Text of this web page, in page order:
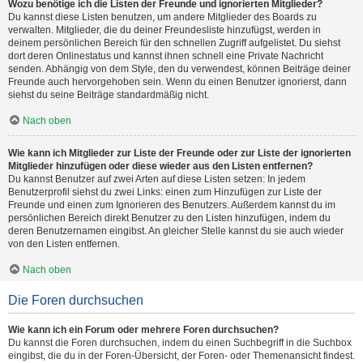
Wozu benötige ich die Listen der Freunde und ignorierten Mitglieder?
Du kannst diese Listen benutzen, um andere Mitglieder des Boards zu
verwalten. Mitglieder, die du deiner Freundesliste hinzufügst, werden in
deinem persönlichen Bereich für den schnellen Zugriff aufgelistet. Du siehst
dort deren Onlinestatus und kannst ihnen schnell eine Private Nachricht
senden. Abhängig von dem Style, den du verwendest, können Beiträge deiner
Freunde auch hervorgehoben sein. Wenn du einen Benutzer ignorierst, dann
siehst du seine Beiträge standardmäßig nicht.
Nach oben
Wie kann ich Mitglieder zur Liste der Freunde oder zur Liste der ignorierten
Mitglieder hinzufügen oder diese wieder aus den Listen entfernen?
Du kannst Benutzer auf zwei Arten auf diese Listen setzen: In jedem
Benutzerprofil siehst du zwei Links: einen zum Hinzufügen zur Liste der
Freunde und einen zum Ignorieren des Benutzers. Außerdem kannst du im
persönlichen Bereich direkt Benutzer zu den Listen hinzufügen, indem du
deren Benutzernamen eingibst. An gleicher Stelle kannst du sie auch wieder
von den Listen entfernen.
Nach oben
Die Foren durchsuchen
Wie kann ich ein Forum oder mehrere Foren durchsuchen?
Du kannst die Foren durchsuchen, indem du einen Suchbegriff in die Suchbox
eingibst, die du in der Foren-Übersicht, der Foren- oder Themenansicht findest.